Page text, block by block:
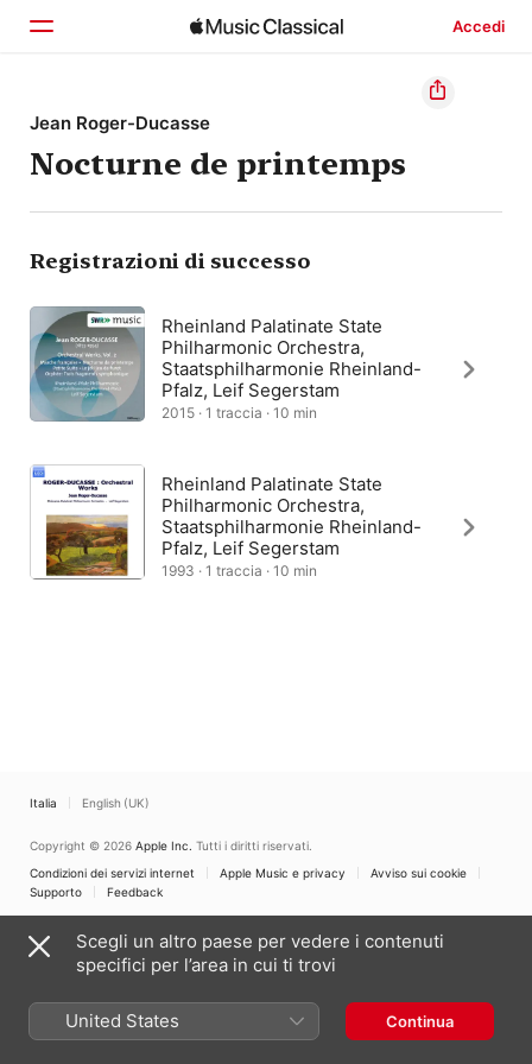
Accedi
Home
Scopri
Cerca
Jean Roger-Ducasse
Nocturne de printemps
Registrazioni di successo
Rheinland Palatinate State
Philharmonic Orchestra,
Staatsphilharmonie Rheinland-
Pfalz, Leif Segerstam
2015 · 1 traccia · 10 min
Rheinland Palatinate State
Philharmonic Orchestra,
Staatsphilharmonie Rheinland-
Pfalz, Leif Segerstam
1993 · 1 traccia · 10 min
Italia English (UK)
Copyright © 2026 Apple Inc. Tutti i diritti riservati.
Condizioni dei servizi internet
Apple Music e privacy
Avviso sui cookie
Supporto
Feedback
Scegli un altro paese per vedere i contenuti
specifici per l’area in cui ti trovi
United States Continua